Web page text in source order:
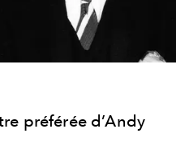
préférée d’Andy